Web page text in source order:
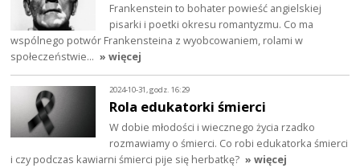
Frankenstein to bohater powieść angielskiej
pisarki i poetki okresu romantyzmu. Co ma
wspólnego potwór Frankensteina z wyobcowaniem, rolami w
społeczeństwie… » więcej
2024-10-31, godz. 16:29
Rola edukatorki śmierci
W dobie młodości i wiecznego życia rzadko
rozmawiamy o śmierci. Co robi edukatorka śmierci
i czy podczas kawiarni śmierci pije się herbatkę? » więcej